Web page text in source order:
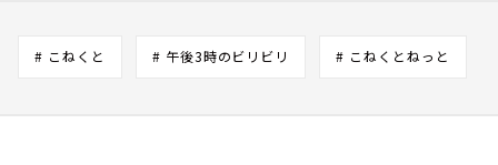
# こねくと # 午後3時のビリビリ # こねくとねっと